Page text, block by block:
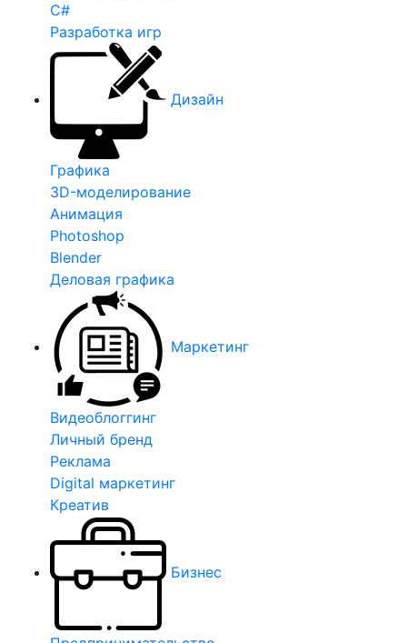
C#
Разработка игр
Дизайн
Графика
3D-моделирование
Анимация
Photoshop
Blender
Деловая графика
Маркетинг
Видеоблоггинг
Личный бренд
Реклама
Digital маркетинг
Креатив
Бизнес